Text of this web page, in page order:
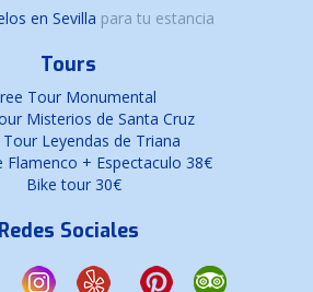
en Sevilla para tu estancia
Tours
Tour Monumental
Misterios de Santa Cruz
Tour Leyendas de Triana
Flamenco + Espectaculo 38€
Bike tour 30€
Redes Sociales